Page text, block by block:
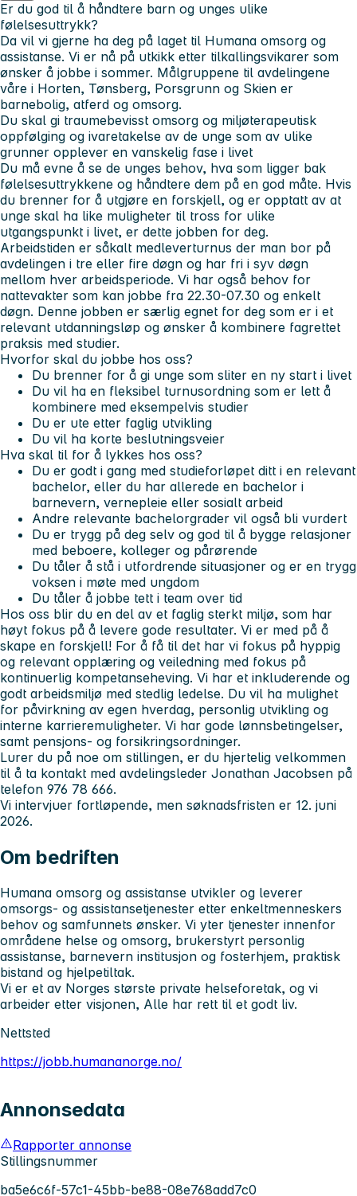
Er du god til å håndtere barn og unges ulike
følelsesuttrykk?
Da vil vi gjerne ha deg på laget til Humana omsorg og
assistanse. Vi er nå på utkikk etter tilkallingsvikarer som
ønsker å jobbe i sommer. Målgruppene til avdelingene
våre i Horten, Tønsberg, Porsgrunn og Skien er
barnebolig, atferd og omsorg.
Du skal gi traumebevisst omsorg og miljøterapeutisk
oppfølging og ivaretakelse av de unge som av ulike
grunner opplever en vanskelig fase i livet
Du må evne å se de unges behov, hva som ligger bak
følelsesuttrykkene og håndtere dem på en god måte. Hvis
du brenner for å utgjøre en forskjell, og er opptatt av at
unge skal ha like muligheter til tross for ulike
utgangspunkt i livet, er dette jobben for deg.
Arbeidstiden er såkalt medleverturnus der man bor på
avdelingen i tre eller fire døgn og har fri i syv døgn
mellom hver arbeidsperiode. Vi har også behov for
nattevakter som kan jobbe fra 22.30-07.30 og enkelt
døgn. Denne jobben er særlig egnet for deg som er i et
relevant utdanningsløp og ønsker å kombinere fagrettet
praksis med studier.
Hvorfor skal du jobbe hos oss?
Du brenner for å gi unge som sliter en ny start i livet
Du vil ha en fleksibel turnusordning som er lett å
kombinere med eksempelvis studier
Du er ute etter faglig utvikling
Du vil ha korte beslutningsveier
Hva skal til for å lykkes hos oss?
Du er godt i gang med studieforløpet ditt i en relevant
bachelor, eller du har allerede en bachelor i
barnevern, vernepleie eller sosialt arbeid
Andre relevante bachelorgrader vil også bli vurdert
Du er trygg på deg selv og god til å bygge relasjoner
med beboere, kolleger og pårørende
Du tåler å stå i utfordrende situasjoner og er en trygg
voksen i møte med ungdom
Du tåler å jobbe tett i team over tid
Hos oss blir du en del av et faglig sterkt miljø, som har
høyt fokus på å levere gode resultater. Vi er med på å
skape en forskjell! For å få til det har vi fokus på hyppig
og relevant opplæring og veiledning med fokus på
kontinuerlig kompetanseheving. Vi har et inkluderende og
godt arbeidsmiljø med stedlig ledelse. Du vil ha mulighet
for påvirkning av egen hverdag, personlig utvikling og
interne karrieremuligheter. Vi har gode lønnsbetingelser,
samt pensjons- og forsikringsordninger.
Lurer du på noe om stillingen, er du hjertelig velkommen
til å ta kontakt med avdelingsleder Jonathan Jacobsen på
telefon 976 78 666.
Vi intervjuer fortløpende, men søknadsfristen er 12. juni
2026.
Om bedriften
Humana omsorg og assistanse utvikler og leverer
omsorgs- og assistansetjenester etter enkeltmenneskers
behov og samfunnets ønsker. Vi yter tjenester innenfor
områdene helse og omsorg, brukerstyrt personlig
assistanse, barnevern institusjon og fosterhjem, praktisk
bistand og hjelpetiltak.
Vi er et av Norges største private helseforetak, og vi
arbeider etter visjonen, Alle har rett til et godt liv.
Nettsted
https://jobb.humananorge.no/
Annonsedata
Rapporter annonse
Stillingsnummer
ba5e6c6f-57c1-45bb-be88-08e768add7c0